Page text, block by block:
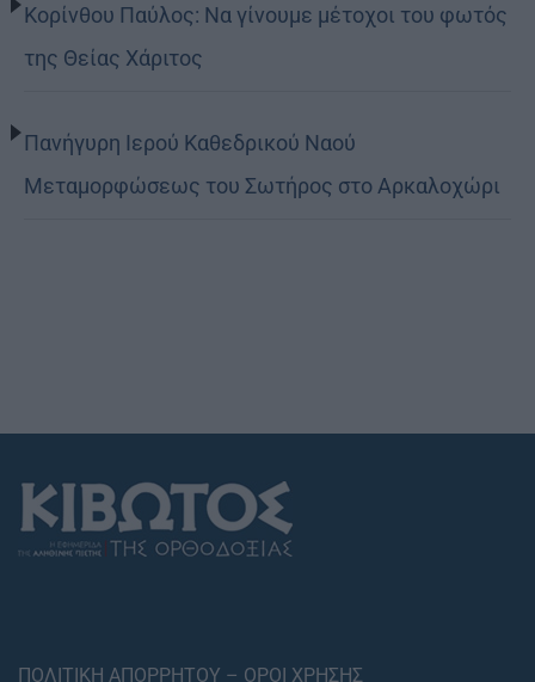
Κορίνθου Παύλος: Να γίνουμε μέτοχοι του φωτός
της Θείας Χάριτος
Πανήγυρη Ιερού Καθεδρικού Ναού
Μεταμορφώσεως του Σωτήρος στο Αρκαλοχώρι
ΠΟΛΙΤΙΚΗ ΑΠΟΡΡΗΤΟΥ – ΟΡΟΙ ΧΡΗΣΗΣ